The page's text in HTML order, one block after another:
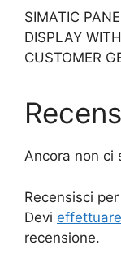
SIMATIC
DISPLAY
CUSTOMER
Ancora non ci
Recensisci
Devi
recensione.